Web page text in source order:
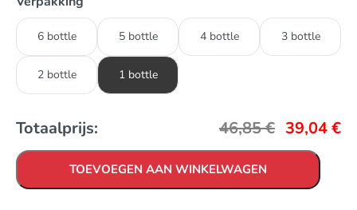
6 bottle 5 bottle 4 bottle 3 bottle
2 bottle 1 bottle
Totaalprijs: 46,85€ 39,04€
TOEVOEGEN AAN WINKELWAGEN